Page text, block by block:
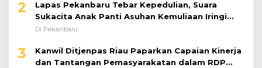
2
Lapas Pekanbaru Tebar Kepedulian, Suara
Sukacita Anak Panti Asuhan Kemuliaan Iringi
Bantuan Sosial
Di Pekanbaru
3
Kanwil Ditjenpas Riau Paparkan Capaian Kinerja
dan Tantangan Pemasyarakatan dalam RDP